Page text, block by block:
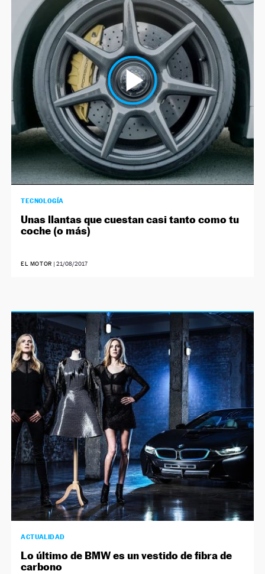
TECNOLOGÍA
Unas llantas que cuestan casi tanto como tu
coche (o más)
EL MOTOR | 21/08/2017
ACTUALIDAD
Lo último de BMW es un vestido de fibra de
carbono